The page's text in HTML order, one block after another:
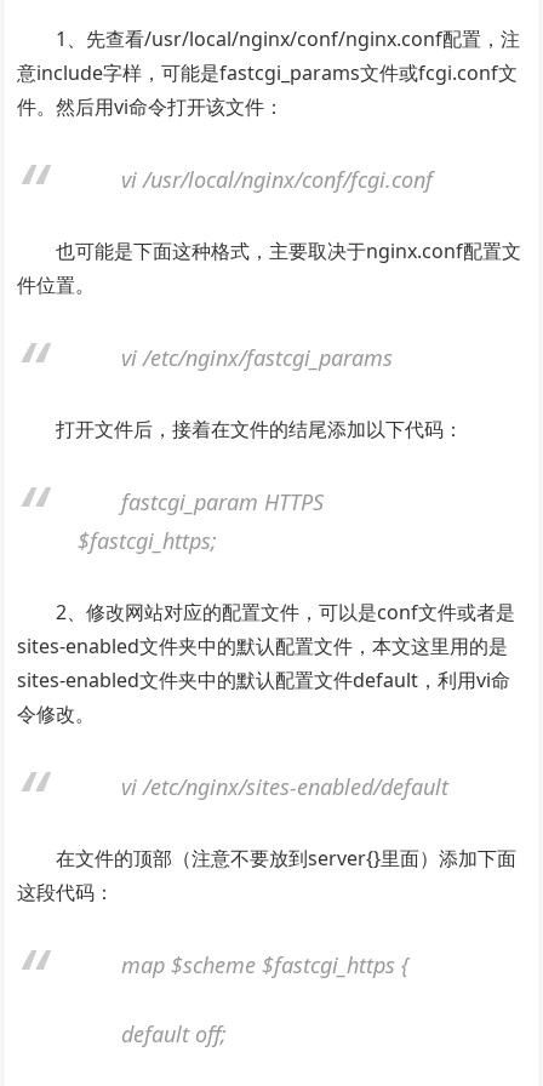
1、先查看/usr/local/nginx/conf/nginx.conf配置，注
意include字样，可能是fastcgi_params文件或fcgi.conf文
件。然后用vi命令打开该文件：
vi /usr/local/nginx/conf/fcgi.conf
也可能是下面这种格式，主要取决于nginx.conf配置文
件位置。
vi /etc/nginx/fastcgi_params
打开文件后，接着在文件的结尾添加以下代码：
fastcgi_param HTTPS
$fastcgi_https;
2、修改网站对应的配置文件，可以是conf文件或者是
sites-enabled文件夹中的默认配置文件，本文这里用的是
sites-enabled文件夹中的默认配置文件default，利用vi命
令修改。
vi /etc/nginx/sites-enabled/default
在文件的顶部（注意不要放到server{}里面）添加下面
这段代码：
map $scheme $fastcgi_https {
default off;